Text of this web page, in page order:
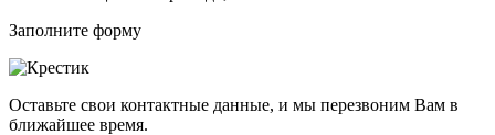
Заполните форму
Оставьте свои контактные данные, и мы перезвоним Вам в
ближайшее время.